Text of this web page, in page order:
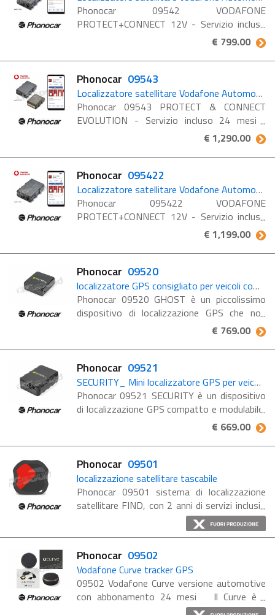
Phonocar 09542 VODAFONE
PROTECT+CONNECT 12V - Servizio incluso
12 mesi Dispositivo satellitare Vodafone
Automotive per la localizzazione del veicolo
con 1 anno di servizio Stolen Security ...
€ 799.00
Phonocar 09543
Localizzatore satellitare Vodafone Automotive con 2 anni di servizio incluso
Phonocar 09543 PROTECT & CONNECT
EVOLUTION - Servizio incluso 24 mesi
Dispositivo satellitare Vodafone Automotive
con attivatore perimetrale per la
localizzazione del veicolo ...
€ 1,290.00
Phonocar 095422
Localizzatore satellitare Vodafone Automotive con 2 anni di servizio incluso
Phonocar 095422 VODAFONE
PROTECT+CONNECT 12V - Servizio incluso
24 mesi Dispositivo satellitare Vodafone
Automotive per la localizzazione del veicolo
con 2 anni di servizio Stolen Security ...
€ 1,199.00
Phonocar 09520
localizzatore GPS consigliato per veicoli commerciali, copertura su tutto il territorio europeo
Phonocar 09520 GHOST è un piccolissimo
dispositivo di localizzazione GPS che non
necessita di collegamenti elettrici e,
attivandosi in caso di furto, facilita il
ritrovamento del mezzo, avendo un ...
€ 769.00
Phonocar 09521
SECURITY_ Mini localizzatore GPS per veicoli, collegabile ad allarme sonoro
Phonocar 09521 SECURITY è un dispositivo
di localizzazione GPS compatto e modulabile,
per la sicurezza e il monitoraggio di mezzi con
€ 669.00
Phonocar 09501
localizzazione satellitare tascabile
Phonocar 09501 sistema di localizzazione
satellitare FIND, con 2 anni di servizi inclusi
FIND è un sistema di localizzazione
satellitare di ultima generazione che
Phonocar 09502
Vodafone Curve tracker GPS
09502 Vodafone Curve versione automotive
con abbonamento 24 mesi Il Curve è il
piccolissimo tracker GPS di Vodafone